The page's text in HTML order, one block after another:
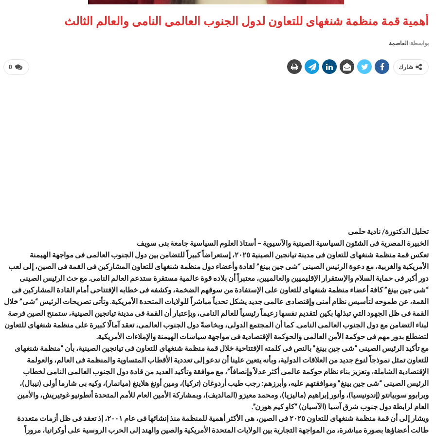
أهمية قمة منظمة شنغهاى للتعاون لدول الجنوب العالمى النامى والعالم الثالث
بواسطة العاصمة
0 شارك
تحليل الدكتورة/ نادية حلمى
الخبيرة المصرية فى الشئون السياسية الصينية والآسيوية – أستاذ العلوم السياسية جامعة بنى سويف
تعكس قمة منظمة شنغهاى للتعاون فى مدينة تيانجين الصينية ٢٠٢٥، إستعراضاً كبيراً للتضامن بين دول الجنوب العالمى فى مواجهة الهيمنة
الأمريكية والغربية، مع دعوة الرئيس الصينى “شى جين بينغ” لقادة وأعضاء دول منظمة شنغهاى للتعاون المشاركين فى القمة فى الصين، إلى لعب
دور أكبر فى حماية السلام والإستقرار الإقليميين والعالميين، معتبراً أن بلاده قوة عالمية مستقرة ستدعم العالم النامى. مع حث الرئيس الصينى
“شى جين بينغ” كافة أعضاء منظمة شنغهاى للتعاون على الإستفادة من سوقهم الضخمة، وكشفه فى خطابه الإفتتاحى أمام القادة المشاركين فى
القمة، عن طموحه لتأسيس نظام أمنى وإقتصادى عالمى جديد يشكل تحدياً مباشراً للولايات المتحدة الأمريكية. وتأتى تصريحات الرئيس “شى” خلال
القمة فى ظل الجهود التي تبذلها بكين لتقديم نفسها زعيماً رئيسياً للعالم النامى، وبإعتبار أن القمة فى مدينة تيانجين الصينية، ستمنح الصين فرصة
لبناء التضامن مع دول الجنوب العالمى النامى. كما أن المجتمع الدولى، وبخاصةً دول الجنوب العالمى، تعقد آمالًا كبيرة على منظمة شنغهاى للتعاون
لتضطلع بدور مهم فى حوكمة الأمن العالمى والحوكمة الإقتصادية فى مواجهة سياسات الهيمنة والإملاءات الأمريكية.
مع تأكيد الرئيس الصينى “شى جين بينغ” بالنص فى كلمته الإفتتاحية خلال قمة منظمة شنغهاى للتعاون فى تيانجين الصينية، بأن “منظمة شنغهاى
للتعاون تمثل نموذجاً لنوع جديد من العلاقات الدولية، وبأنه يتعين علينا أن ندعو إلى تعددية الأقطاب المتساوية والمنظمة فى العالم، والعولمة
الإقتصادية الشاملة، وتعزيز بناء نظام حوكمة عالمى أكثر عدلاً وإنصافاً”، مع موافقة وتأكيد العديد من قادة دول الجنوب العالمى النامى لخطاب
الرئيس الصينى “شى جين بينغ” وموافقتهم عليه، وأبرزهم: رجب طيب أردوغان (تركيا)، ومين أونغ هلاينغ (ميانمار)، وكيه بى شارما أولى (نيبال)،
وبرابوو سوبيانتو (إندونيسيا)، وأنور إبراهيم (ماليزيا)، ومحمد معيزو (المالديف)، وبمشاركة الأمين العام للأمم المتحدة أنطونيو غوتيريش، والأمين
العام لرابطة دول جنوب شرق آسيا (الآسيان) “كاو كيم هورن”.
ويشار إلى أن قمة منظمة شنغهاى للتعاون ٢٠٢٥ فى الصين، هى الأكثر أهمية للمنظمة منذ إنشائها فى عام ٢٠٠١، إذ تعقد فى ظل أزمات متعددة
طالت أعضاؤها بصورة مباشرة، من المواجهة التجارية بين الولايات المتحدة الأمريكية والصين والهند إلى الحرب الروسية على أوكرانيا، مروراً